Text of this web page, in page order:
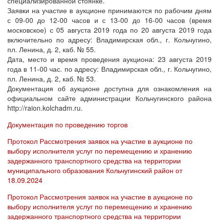
Заявки на участие в аукционе принимаются по рабочим дням
с 09-00 до 12-00 часов и с 13-00 до 16-00 часов (время
московское) с 05 августа 2019 года по 20 августа 2019 года
включительно по адресу: Владимирская обл., г. Кольчугино,
пл. Ленина, д. 2, каб. № 55.
Дата, место и время проведения аукциона: 23 августа 2019
года в 11-00 час. по адресу: Владимирская обл., г. Кольчугино,
пл. Ленина, д. 2, каб. № 53.
Документация об аукционе доступна для ознакомления на
официальном сайте администрации Кольчугинского района
http://raion.kolchadm.ru.
Документация по проведению торгов
Протокол Рассмотрения заявок на участие в аукционе по
выбору исполнителя услуг по перемещению и хранению
задержанного транспортного средства на территории
муниципального образования Кольчугинский район от
18.09.2024
Протокол Рассмотрения заявок на участие в аукционе по
выбору исполнителя услуг по перемещению и хранению
задержанного транспортного средства на территории